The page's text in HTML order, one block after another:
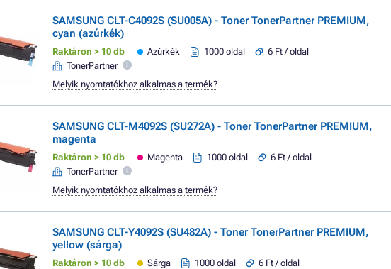
SAMSUNG CLT-C4092S (SU005A) - Toner TonerPartner PREMIUM,
cyan (azúrkék)
Raktáron > 10 db Azúrkék 1000 oldal
6 Ft / oldal
TonerPartner
Melyik nyomtatókhoz alkalmas a termék?
SAMSUNG CLT-M4092S (SU272A) - Toner TonerPartner PREMIUM,
magenta
Raktáron > 10 db Magenta 1000 oldal
6 Ft / oldal
TonerPartner
Melyik nyomtatókhoz alkalmas a termék?
SAMSUNG CLT-Y4092S (SU482A) - Toner TonerPartner PREMIUM,
yellow (sárga)
Raktáron > 10 db Sárga 1000 oldal
6 Ft / oldal